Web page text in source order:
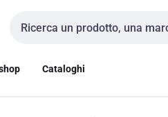
Cerca input
Cataloghi